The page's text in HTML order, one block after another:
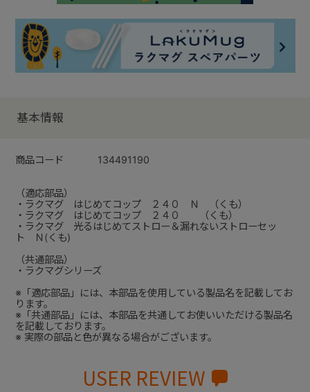
基本情報
商品コード 134491190
（適応部品）
・ラクマグ はじめてコップ ２４０ Ｎ （くも）
・ラクマグ はじめてコップ ２４０ （くも）
・ラクマグ 光るはじめてストロー＆漏れないストローセッ
ト Ｎ(くも)
（共通部品）
・ラクマグシリーズ
※「適応部品」には、本部品を使用している製品名を記載してお
ります。
※「共通部品」には、本部品を共通してお使いいただける製品名
を記載しております。
※ 実際の部品と色が異なる場合がございます。
USER REVIEW